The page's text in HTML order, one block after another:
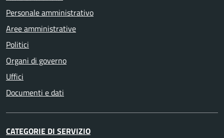
Personale amministrativo
Aree amministrative
Politici
Organi di governo
Uffici
Documenti e dati
CATEGORIE DI SERVIZIO